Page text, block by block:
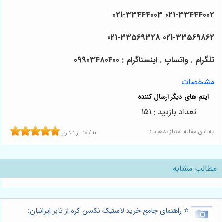
021-33444002 021-33444003
021-33569862
021-33569328
تلگرام . واتساپ . اینستاگرام : 09903480400
مشخصات
به این مقاله امتیاز بدهید : 10 / 10 از1 کاربر
تعداد بازدید : 151
مطالب مشابه
⭐️ راهنمای جامع خرید لاستیک نکسن کره از تایر ایرانیان: